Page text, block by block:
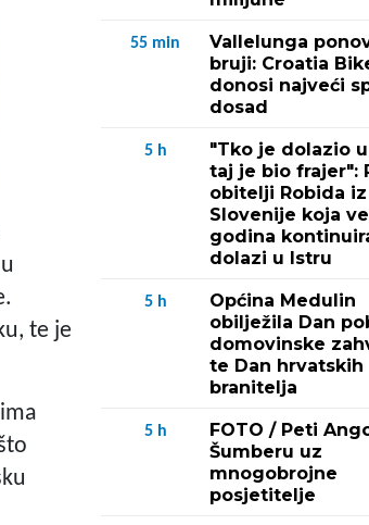
te je
55 min
Vallelunga
bruji: Croatia
donosi najveći
dosad
5 h
"Tko je dolazio
taj je bio frajer":
obitelji Robida iz
Slovenije koja
godina
dolazi u Istru
5 h
Općina Medulin
obilježila Dan
domovinske
te Dan hrvatskih
branitelja
5 h
FOTO / Peti
Šumberu uz
mnogobrojne
posjetitelje